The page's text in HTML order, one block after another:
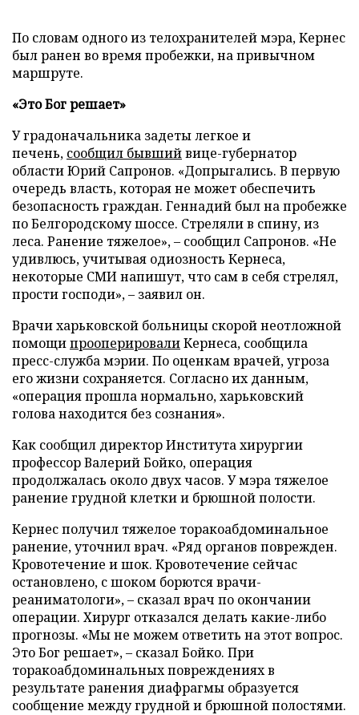
По словам одного из телохранителей мэра, Кернес
был ранен во время пробежки, на привычном
маршруте.
«Это Бог решает»
У градоначальника задеты легкое и
печень, сообщил бывшийвице-губернатор
области Юрий Сапронов. «Допрыгались. В первую
очередь власть, которая не может обеспечить
безопасность граждан. Геннадий был на пробежке
по Белгородскому шоссе. Стреляли в спину, из
леса. Ранение тяжелое»,– сообщил Сапронов. «Не
удивлюсь, учитывая одиозность Кернеса,
некоторые СМИ напишут, что сам в себя стрелял,
прости господи»,– заявил он.
Врачи харьковской больницы скорой неотложной
помощипрооперировалиКернеса, сообщила
пресс-служба мэрии. По оценкам врачей, угроза
его жизни сохраняется. Согласно их данным,
«операция прошла нормально, харьковский
голова находится без сознания».
Как сообщил директор Института хирургии
профессор Валерий Бойко, операция
продолжалась около двух часов. У мэра тяжелое
ранение грудной клетки и брюшной полости.
Кернес получил тяжелое торакоабдоминальное
ранение, уточнил врач. «Ряд органов поврежден.
Кровотечение и шок. Кровотечение сейчас
остановлено, с шоком борются врачи-
реаниматологи»,– сказал врач по окончании
операции. Хирург отказался делать какие-либо
прогнозы. «Мы не можем ответить на этот вопрос.
Это Бог решает»,– сказал Бойко. При
торакоабдоминальных повреждениях в
результате ранения диафрагмы образуется
сообщение между грудной и брюшной полостями.